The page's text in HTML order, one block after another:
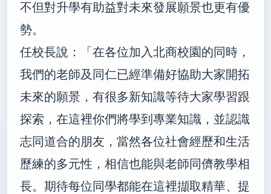
不但對升學有助益對未來發展願景也更有優
勢。
任校長說：「在各位加入北商校園的同時，
我們的老師及同仁已經準備好協助大家開拓
未來的願景，有很多新知識等待大家學習跟
探索，在這裡你們將學到專業知識，並認識
志同道合的朋友，當然各位社會經歷和生活
歷練的多元性，相信也能與老師同儕教學相
長。期待每位同學都能在這裡擷取精華、提